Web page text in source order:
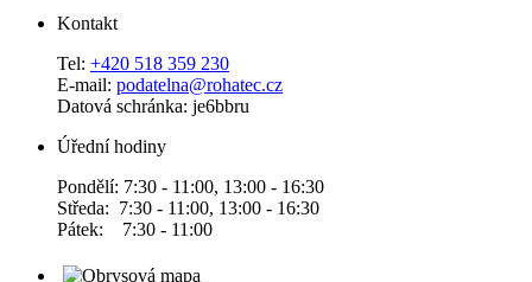
Kontakt
Tel: +420 518 359 230
E-mail: podatelna@rohatec.cz
Datová schránka: je6bbru
Úřední hodiny
Pondělí: 7:30 - 11:00, 13:00 - 16:30
Středa: 7:30 - 11:00, 13:00 - 16:30
Pátek: 7:30 - 11:00